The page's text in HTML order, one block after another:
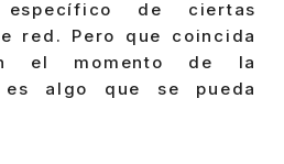
de ciertas
red. Pero que coincida
el momento de la
es algo que se pueda